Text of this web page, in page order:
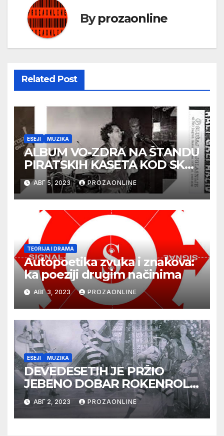
Byprozaonline
Related Post
ESEJI MUZIKA
ALBUM VO-ZDRA NA ŠTANDU
PIRATSKIH KASETA KOD SKC-
aАВГ 5, 2023 PROZAONLINE
TEORIJA I DRAMA
Autopoetika zvuka i znakova:
ka poeziji drugim načinima
АВГ 3, 2023 PROZAONLINE
ESEJI MUZIKA
DEVEDESETIH JE PRŽIO
JEBENO DOBAR ROKENROL
(1)АВГ 2, 2023 PROZAONLINE